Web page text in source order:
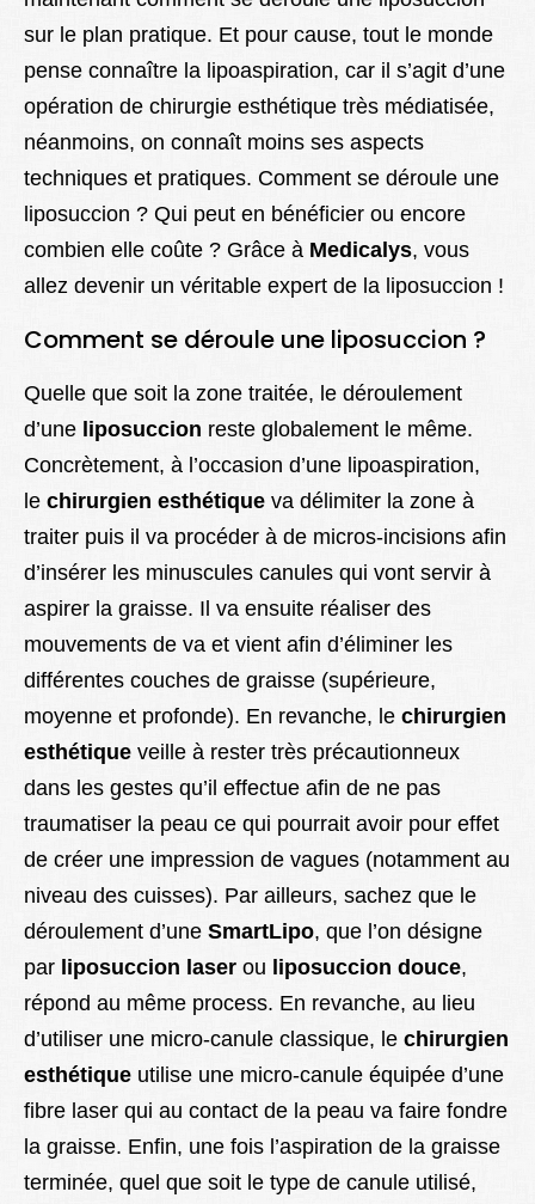
sur le plan pratique. Et pour cause, tout le monde
pense connaître la lipoaspiration, car il s’agit d’une
opération de chirurgie esthétique très médiatisée,
néanmoins, on connaît moins ses aspects
techniques et pratiques. Comment se déroule une
liposuccion ? Qui peut en bénéficier ou encore
combien elle coûte ? Grâce à Medicalys, vous
allez devenir un véritable expert de la liposuccion !
Comment se déroule une liposuccion ?
Quelle que soit la zone traitée, le déroulement
d’une liposuccion reste globalement le même.
Concrètement, à l’occasion d’une lipoaspiration,
le chirurgien esthétique va délimiter la zone à
traiter puis il va procéder à de micros-incisions afin
d’insérer les minuscules canules qui vont servir à
aspirer la graisse. Il va ensuite réaliser des
mouvements de va et vient afin d’éliminer les
différentes couches de graisse (supérieure,
moyenne et profonde). En revanche, le chirurgien
esthétique veille à rester très précautionneux
dans les gestes qu’il effectue afin de ne pas
traumatiser la peau ce qui pourrait avoir pour effet
de créer une impression de vagues (notamment au
niveau des cuisses). Par ailleurs, sachez que le
déroulement d’une SmartLipo, que l’on désigne
par liposuccion laser ou liposuccion douce,
répond au même process. En revanche, au lieu
d’utiliser une micro-canule classique, le chirurgien
esthétique utilise une micro-canule équipée d’une
fibre laser qui au contact de la peau va faire fondre
la graisse. Enfin, une fois l’aspiration de la graisse
terminée, quel que soit le type de canule utilisé,